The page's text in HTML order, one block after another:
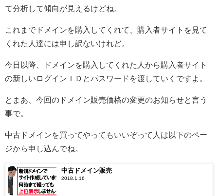
て分析して傾向が見えるけどね。
これまでドメインを購入してくれて、購入者サイトを見て
くれた人達には申し訳ないけれど。
今日以降、ドメインを購入してくれた人から購入者サイト
の新しいログインＩＤとパスワードを渡していくですよ。
とまあ、今回のドメイン販売価格の変更のお知らせと言う
事で。
中古ドメインを買ってやってもいいぞって人は以下のペー
ジから申し込んでね。
中古ドメイン販売
2018.1.16